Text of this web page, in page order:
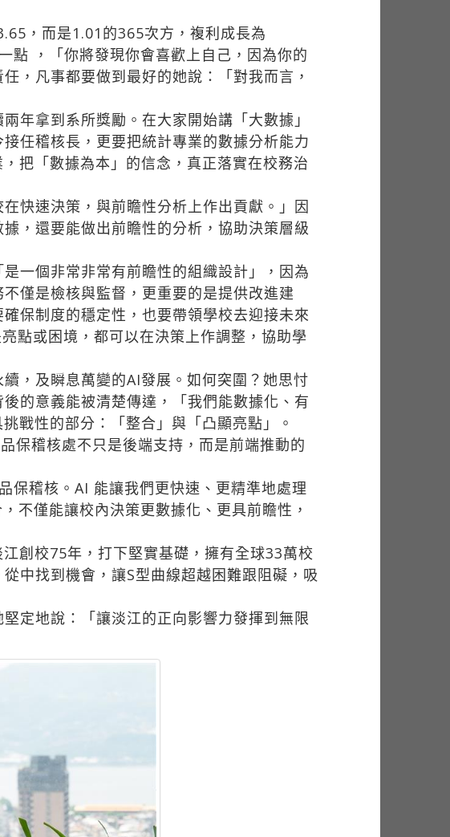
，而是1.01的365次方，複利成長為
點 ，「你將發現你會喜歡上自己，因為你的
，凡事都要做到最好的她說：「對我而言，
年拿到系所獎勵。在大家開始講「大數據」
任稽核長，更要把統計專業的數據分析能力
把「數據為本」的信念，真正落實在校務治
快速決策，與前瞻性分析上作出貢獻。」因
，還要能做出前瞻性的分析，協助決策層級
一個非常非常有前瞻性的組織設計」，因為
僅是檢核與監督，更重要的是提供改進建
保制度的穩定性，也要帶領學校去迎接未來
點或困境，都可以在決策上作調整，協助學
，及瞬息萬變的AI發展。如何突圍？她思忖
的意義能被清楚傳達，「我們能數據化、有
戰性的部分：「整合」與「凸顯亮點」。
保稽核處不只是後端支持，而是前端推動的
保稽核。AI 能讓我們更快速、更精準地處理
不僅能讓校內決策更數據化、更具前瞻性，
創校75年，打下堅實基礎，擁有全球33萬校
中找到機會，讓S型曲線超越困難跟阻礙，吸
定地說：「讓淡江的正向影響力發揮到無限